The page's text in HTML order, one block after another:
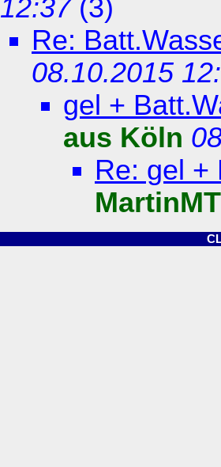
12:37(3)
Re:
08.10.2015
gel +
aus Köln
Re: gel +